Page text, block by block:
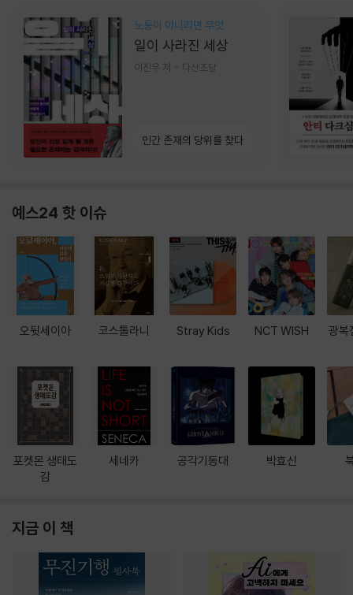
노동이 아니라면 무엇
일이 사라진 세상
이진우 저 다산초당
인간 존재의 당위를 찾다
예스24 핫 이슈
오뒷세이아
포켓몬 생태도
감
코스톨라니
세네카
Stray Kids
공각기동대
NCT WISH
박효신
광복
지금 이 책